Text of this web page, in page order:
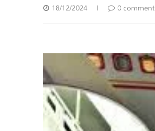
18/12/2024 0 comment